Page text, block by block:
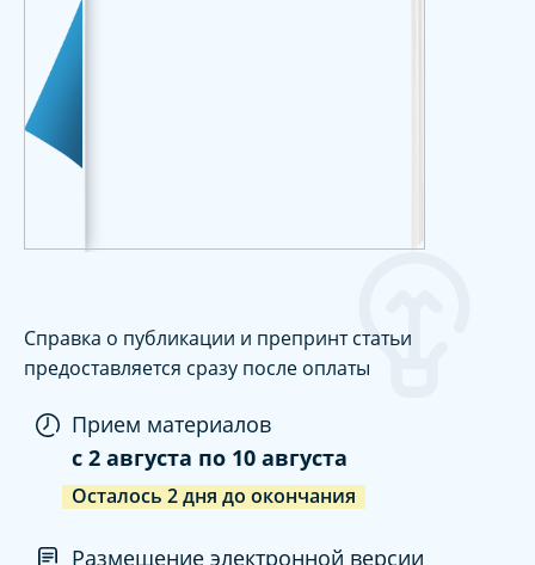
Справка о публикации и препринт статьи
предоставляется сразу после оплаты
Прием материалов
c 2 августа по 10 августа
Осталось 2дня до окончания
Размещение электронной версии